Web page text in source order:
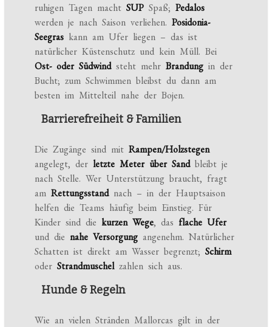
ruhigen Tagen machtSUP Spaß;Pedalos
werden je nach Saison verliehen.Posidonia-
Seegras kann am Ufer liegen – das ist
natürlicher Küstenschutz und kein Müll. Bei
Ost- oder Südwindsteht mehrBrandung in der
Bucht; zum Schwimmen bleibst du dann am
besten im Mittelteil nahe der Bojen.
Barrierefreiheit & Familien
Die Zugänge sind mitRampen/Holzstegen
angelegt, derletzte Meter über Sandbleibt je
nach Stelle. Wer Unterstützung braucht, fragt
amRettungsstandnach – in der Hauptsaison
helfen die Teams häufig beim Einstieg. Für
Kinder sind diekurzen Wege, dasflache Ufer
und dienahe Versorgung angenehm. Natürlicher
Schatten ist direkt am Wasser begrenzt;Schirm
oderStrandmuschelzahlen sich aus.
Hunde & Regeln
Wie an vielen Stränden Mallorcas gilt in der